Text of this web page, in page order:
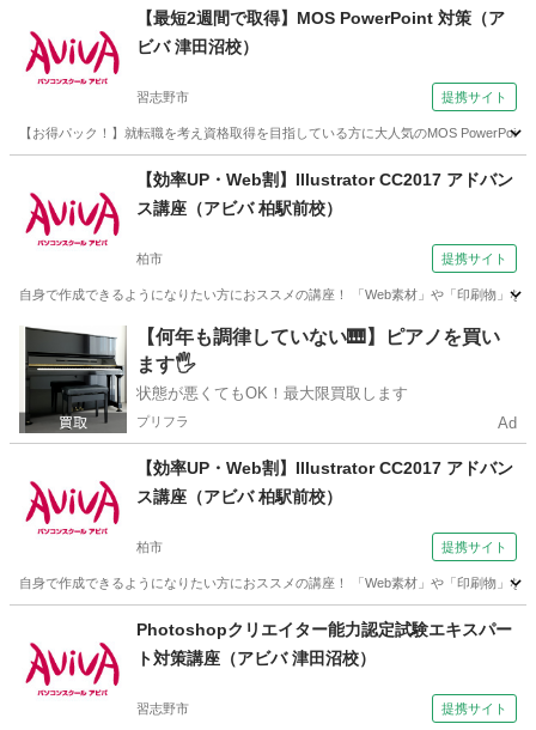
茂原駅 その他
【最短2週間で取得】MOS PowerPoint 対策（ア
ビバ 津田沼校）
習志野市 提携サイト
【お得パック！】就転職を考え資格取得を目指している方に大人気のMOS
パワーポイント
【効率UP・Web割】Illustrator CC2017 アドバン
ス講座（アビバ 柏駅前校）
柏市 提携サイト
自身で作成できるようになりたい方におススメの講座！ 「Web素材」や「印刷物」
千葉 柏市 Illustrator
【何年も調律していない🎹】ピアノを買い
ます🖐️
状態が悪くてもOK！最大限買取します
プリフラ Ad
【効率UP・Web割】Illustrator CC2017 アドバン
ス講座（アビバ 柏駅前校）
柏市 提携サイト
自身で作成できるようになりたい方におススメの講座！ 「Web素材」や「印刷物」
Photoshopクリエイター能力認定試験エキスパー
ト対策講座（アビバ 津田沼校）
習志野市 提携サイト